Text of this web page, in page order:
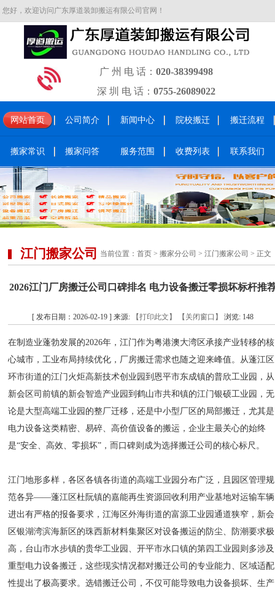
您好，欢迎访问广东厚道装卸搬运有限公司官网！
广 州 电 话： 020-38399498
深 圳 电 话： 0755-26089022
网站首页 公司简介 新闻中心 院校搬迁 搬迁流程
搬家常识 搬家问答 服务范围 收费列表 联系我们
江门搬家公司 当前位置：首页 >搬家分公司 >江门搬家公司 > 正文
2026江门厂房搬迁公司口碑排名 电力设备搬迁零损坏标杆推
[ 发布日期：2026-02-19 ] 来源: 【打印此文】 【关闭窗口】 浏览: 148
在制造业蓬勃发展的2026年，江门作为粤港澳大湾区承接产业转移的核
心城市，工业布局持续优化，厂房搬迁需求也随之迎来峰值。从蓬江区
环市街道的江门火炬高新技术创业园到恩平市东成镇的普欣工业园，从
新会区司前镇的新会智造产业园到鹤山市共和镇的江门银硕工业园，无
论是大型高端工业园的整厂迁移，还是中小型厂区的局部搬迁，尤其是
电力设备这类精密、易碎、高价值设备的搬运，企业主最关心的始终
是“安全、高效、零损坏”，而口碑则成为选择搬迁公司的核心标尺。
江门地形多样，各区各镇各街道的高端工业园分布广泛，且园区管理规
范各异——蓬江区杜阮镇的嘉能再生资源回收利用产业基地对运输车辆
进出有严格的报备要求，江海区外海街道的富源工业园通道狭窄，新会
区银湖湾滨海新区的珠西新材料集聚区对设备搬运的防尘、防潮要求极
高，台山市水步镇的贵华工业园、开平市水口镇的第四工业园则多涉及
重型电力设备搬迁，这些现实情况都对搬迁公司的专业能力、区域适配
性提出了极高要求。选错搬迁公司，不仅可能导致电力设备损坏、生产